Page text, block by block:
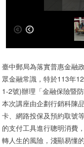
臺中郵局為落實普惠金融
眾金融常識，特於113年
1-2號)辦理「金融保險暨
本次講座由企劃行銷科陳
卡、網路投保及預約取號
的支付工具進行聰明消費
轉人生的風險，淺顯易懂